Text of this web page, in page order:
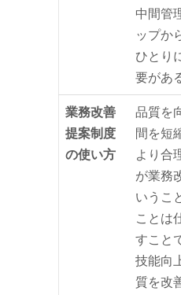
中間管
ップか
ひとり
要があ
業務改善
提案制度
の使い方
品質を
間を短
より合
が業務
いうこ
ことは
すこと
技能向
質を改